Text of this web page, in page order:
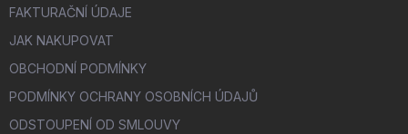
FAKTURAČNÍ ÚDAJE
JAK NAKUPOVAT
OBCHODNÍ PODMÍNKY
PODMÍNKY OCHRANY OSOBNÍCH ÚDAJŮ
ODSTOUPENÍ OD SMLOUVY